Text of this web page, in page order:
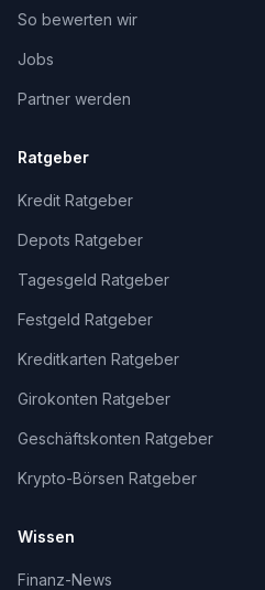
So bewerten wir
Jobs
Partner werden
Ratgeber
Kredit Ratgeber
Depots Ratgeber
Tagesgeld Ratgeber
Festgeld Ratgeber
Kreditkarten Ratgeber
Girokonten Ratgeber
Geschäftskonten Ratgeber
Krypto-Börsen Ratgeber
Wissen
Finanz-News